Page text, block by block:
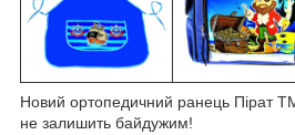
Новий ортопедичний ранець Пірат
не залишить байдужим!